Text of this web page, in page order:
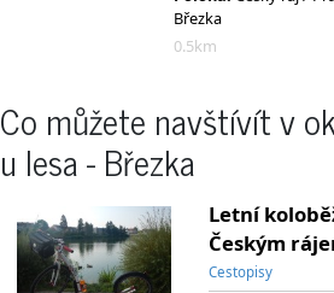
Březka
0.5km
Co můžete navštívít v
u lesa - Březka
Letní
Českým
Cestopisy